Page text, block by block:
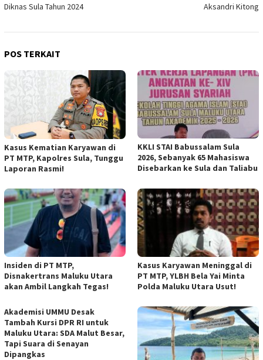
Diknas Sula Tahun 2024
Aksandri Kitong
POS TERKAIT
Kasus Kematian Karyawan di
PT MTP, Kapolres Sula, Tunggu
Laporan Rasmi!
KKLI STAI Babussalam Sula
2026, Sebanyak 65 Mahasiswa
Disebarkan ke Sula dan Taliabu
Insiden di PT MTP,
Disnakertrans Maluku Utara
akan Ambil Langkah Tegas!
Kasus Karyawan Meninggal di
PT MTP, YLBH Bela Yai Minta
Polda Maluku Utara Usut!
Akademisi UMMU Desak
Tambah Kursi DPR RI untuk
Maluku Utara: SDA Malut Besar,
Tapi Suara di Senayan
Dipangkas